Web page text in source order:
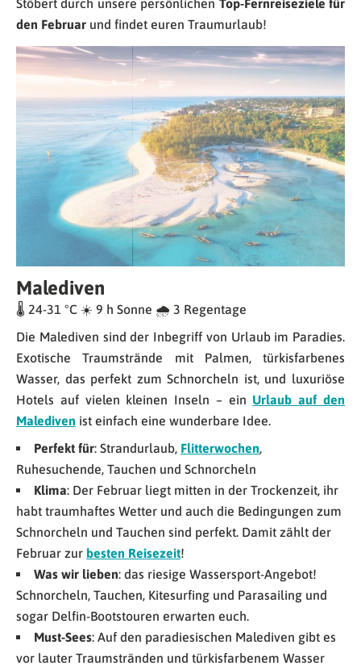
Stöbert durch unsere persönlichen Top-Fernreiseziele für
den Februar und findet euren Traumurlaub!
Malediven
🌡 24-31 °C ☀️ 9 h Sonne 🌧 3 Regentage
Die Malediven sind der Inbegriff von Urlaub im Paradies.
Exotische Traumstrände mit Palmen, türkisfarbenes
Wasser, das perfekt zum Schnorcheln ist, und luxuriöse
Hotels auf vielen kleinen Inseln – ein Urlaub auf den
Malediven ist einfach eine wunderbare Idee.
Perfekt für: Strandurlaub, Flitterwochen,
Ruhesuchende, Tauchen und Schnorcheln
Klima: Der Februar liegt mitten in der Trockenzeit, ihr
habt traumhaftes Wetter und auch die Bedingungen zum
Schnorcheln und Tauchen sind perfekt. Damit zählt der
Februar zur besten Reisezeit!
Was wir lieben: das riesige Wassersport-Angebot!
Schnorcheln, Tauchen, Kitesurfing und Parasailing und
sogar Delfin-Bootstouren erwarten euch.
Must-Sees: Auf den paradiesischen Malediven gibt es
vor lauter Traumstränden und türkisfarbenem Wasser